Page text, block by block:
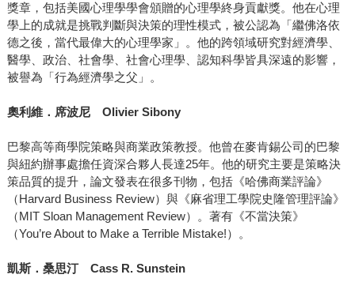
獎章，包括美國心理學學會頒贈的心理學終身貢獻獎。他在心理
學上的成就是挑戰判斷與決策的理性模式，被公認為「繼佛洛依
德之後，當代最偉大的心理學家」。他的跨領域研究對經濟學、
醫學、政治、社會學、社會心理學、認知科學皆具深遠的影響，
被譽為「行為經濟學之父」。
奧利維．席波尼 Olivier Sibony
巴黎高等商學院策略與商業政策教授。他曾在麥肯錫公司的巴黎
與紐約辦事處擔任資深合夥人長達25年。他的研究主要是策略決
策品質的提升，論文發表在很多刊物，包括《哈佛商業評論》
（Harvard Business Review）與《麻省理工學院史隆管理評論》
（MIT Sloan Management Review）。著有《不當決策》
（You’re About to Make a Terrible Mistake!）。
凱斯．桑思汀 Cass R. Sunstein